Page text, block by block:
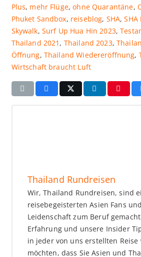
Plus, mehr Flüge,ohne Quarantäne,
Phuket Sandbox, reiseblog, SHA,SHA
Skywalk, Surf Up Hua Hin 2023,
Thailand 2021 , Thailand 2023,
Öffnung, Thailand Wiedereröffnung,
Wirtschaft braucht Luft
Thailand Rundreisen
Wir, Thailand Rundreisen, sind
reisebegeisterten Asien Fans
Leidenschaft zum Beruf
Erfahrung und unsere Insider
in jeder von uns erstellten Reise
möchten, dass Sie Asien und